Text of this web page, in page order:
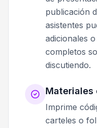
publicación
asistentes
adicionales
completos
discutiendo.
Materiales
Imprime
carteles o